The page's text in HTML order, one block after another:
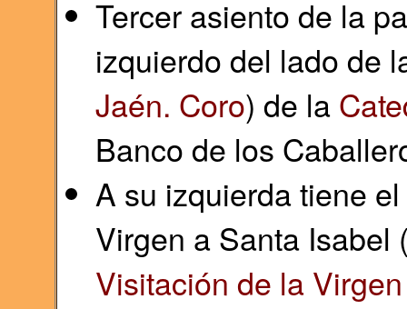
Tercer asiento de la
izquierdo del lado de
Jaén. Coro) de la
Banco de los
A su izquierda tiene
Virgen a Santa Isabel
Visitación de la